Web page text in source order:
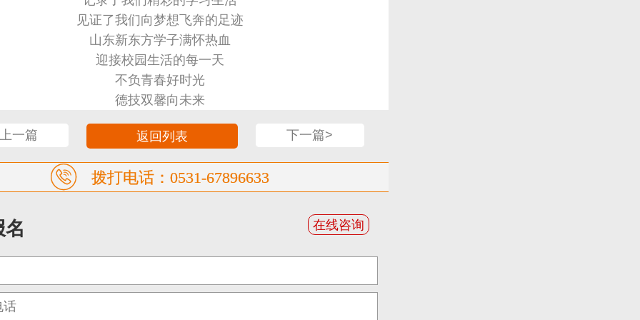
见证了我们向梦想飞奔的足迹
山东新东方学子满怀热血
迎接校园生活的每一天
不负青春好时光
德技双馨向未来
一篇 返回列表 下一篇>
拨打电话：0531-67896633
名 在线咨询